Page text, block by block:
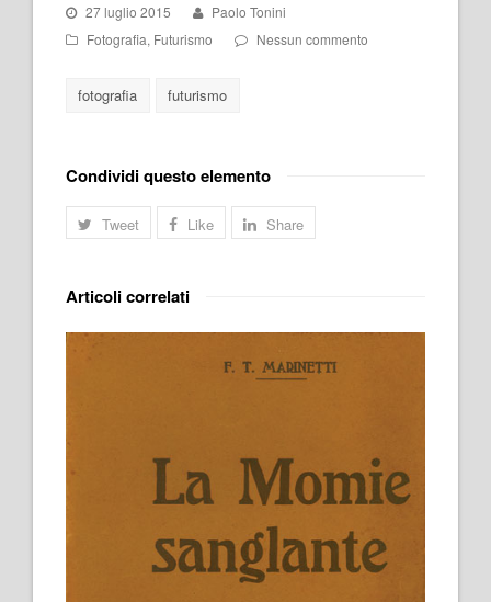
27 luglio 2015
Paolo Tonini
Fotografia, Futurismo Nessun commento
fotografia futurismo
Condividi questo elemento
Tweet Like Share
Articoli correlati